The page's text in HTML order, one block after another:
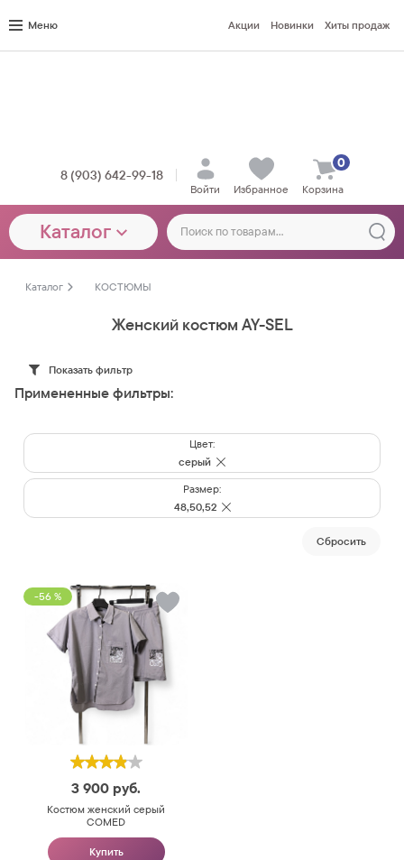
Меню Акции Новинки Хиты продаж
8 (903) 642-99-18
Войти Избранное Корзина
0
Каталог
Каталог КОСТЮМЫ
Женский костюм AY-SEL
Показать фильтр
Примененные фильтры:
Цвет:
серый
Размер:
48,50,52
Cбросить
-56 %
3 900 руб.
Костюм женский серый
COMED
Купить